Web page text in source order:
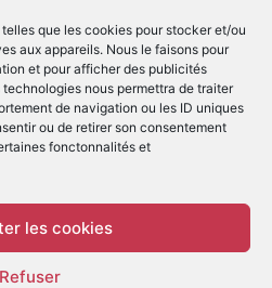
que les cookies pour stocker et/ou
aux appareils. Nous le faisons pour
et pour afficher des publicités
nous permettra de traiter
de navigation ou les ID uniques
ou de retirer son consentement
fonctonnalités et
les cookies
Refuser
parEIMAI| Tous Droits